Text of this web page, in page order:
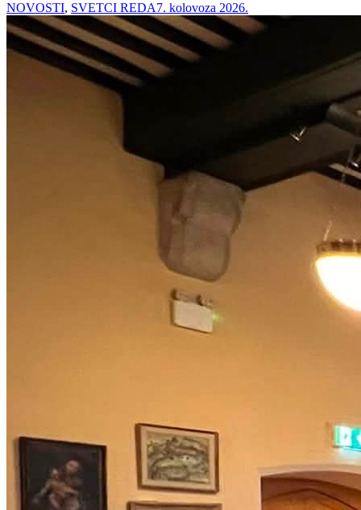
NOVOSTI, SVETCI REDA7. kolovoza 2026.